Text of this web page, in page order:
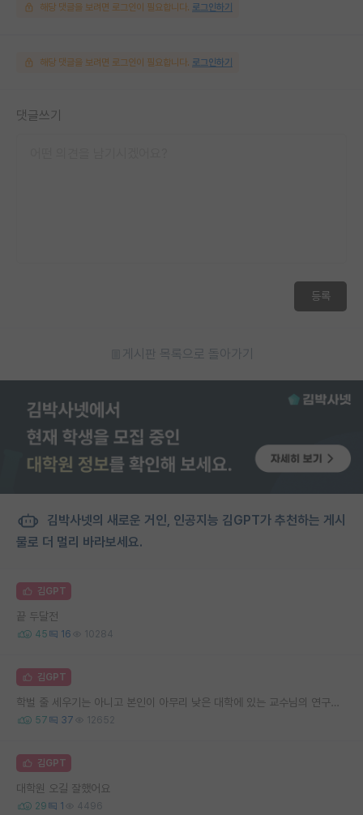
해당 댓글을 보려면 로그인이 필요합니다. 로그인하기
해당 댓글을 보려면 로그인이 필요합니다. 로그인하기
댓글쓰기
등록
게시판 목록으로 돌아가기
김박사넷의 새로운 거인, 인공지능 김GPT가 추천하는 게시
물로 더 멀리 바라보세요.
김GPT
끝 두달전
45 16 10284
김GPT
학벌 줄 세우기는 아니고 본인이 아무리 낮은 대학에 있는 교수님의 연구주제나 스타일이 맞아도 높은 대학 가세요.
57 37 12652
김GPT
대학원 오길 잘했어요
29 1 4496